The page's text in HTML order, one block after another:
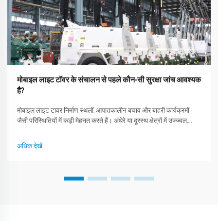
मोबाइल लाइट टॉवर के संचालन से पहले कौन-सी सुरक्षा जांच आवश्यक
है?
मोबाइल लाइट टावर निर्माण स्थलों, आपातकालीन बचाव और बाहरी कार्यक्रमों
जैसी परिस्थितियों में कड़ी मेहनत करते हैं। अंधेरे या दूरस्थ क्षेत्रों में उज्ज्वल,
ओउटेवो मशीनरी कंपनी लिमिटेड, एक pi...
अधिक देखें